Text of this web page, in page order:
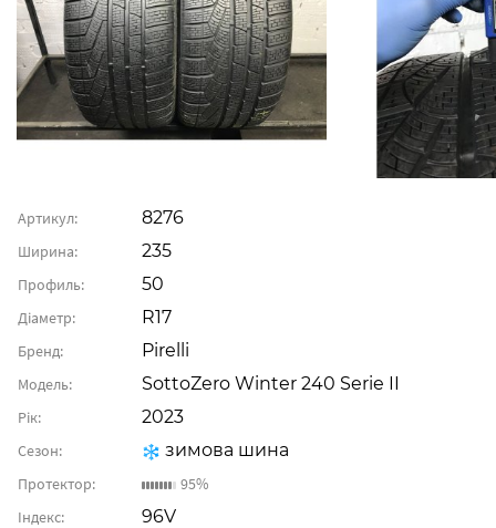
Артикул: 8276
Ширина: 235
Профиль: 50
Діаметр: R17
Бренд: Pirelli
Модель: SottoZero Winter 240 Serie II
Рік: 2023
Сезон: зимова шина
Протектор:
95%
Індекс:
96V